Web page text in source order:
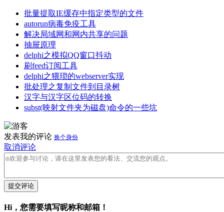
批量提取IE缓存中指定类型的文件
autorun病毒免疫工具
解决局域网和网内共享的问题
抽屉原理
delphi之模拟QQ窗口抖动
刷feed订阅工具
delphi之猥琐的webserver实现
批处理之复制文件到目录树
汉字与汉字区位码的转换
subst(映射文件夹为磁盘)命令的一些坑
发表我的评论 换个身份
取消评论
提交评论
Hi，您需要填写昵称和邮箱！